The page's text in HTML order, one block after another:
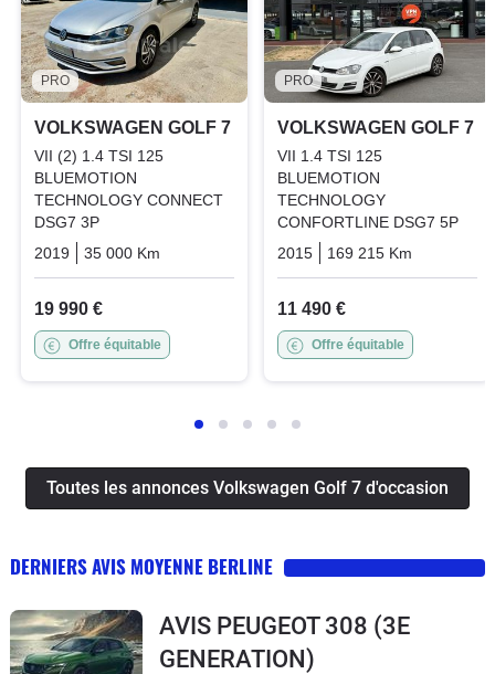
PRO
VOLKSWAGEN GOLF 7
VII (2) 1.4 TSI 125
BLUEMOTION
TECHNOLOGY CONNECT
DSG7 3P
2019
35 000 Km Essence
19 990 €
Offre équitable
PRO
VOLKSWAGEN GOLF 7
VII 1.4 TSI 125
BLUEMOTION
TECHNOLOGY
CONFORTLINE DSG7 5P
2015
169 215 Km
11 490 €
Offre équitable
Toutes les annonces Volkswagen Golf 7 d'occasion
DERNIERS AVIS MOYENNE BERLINE
AVIS PEUGEOT 308 (3E
GENERATION)